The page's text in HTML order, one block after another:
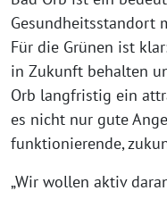
Gesundheitsstandort
Für die Grünen ist
in Zukunft behalten
Orb langfristig ein
es nicht nur gute
funktionierende,
„Wir wollen aktiv